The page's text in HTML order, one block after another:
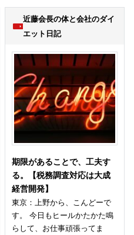
近藤会長の体と会社のダイ
エット日記
期限があることで、工夫す
る。【税務調査対応は大成
経営開発】
東京：上野から、こんどーで
す。 今日もヒールかたかた鳴
らして、お仕事頑張ってま